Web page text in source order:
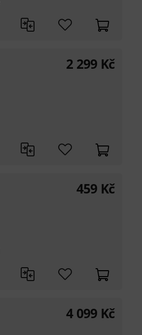
2 299 Kč
459 Kč
4 099 Kč